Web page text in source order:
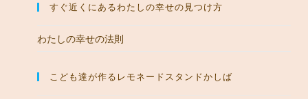
すぐ近くにあるわたしの幸せの見つけ方
わたしの幸せの法則
こども達が作るレモネードスタンドかしば